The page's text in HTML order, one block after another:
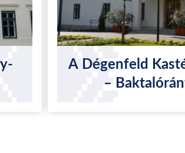
A Dégenfeld
–